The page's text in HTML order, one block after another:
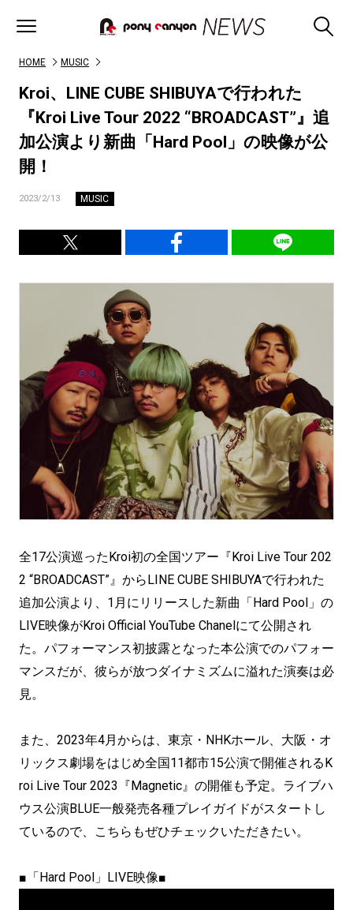
HOME MUSIC
Kroi、LINE CUBE SHIBUYAで行われた
『Kroi Live Tour 2022 “BROADCAST”』追
加公演より新曲「Hard Pool」の映像が公
開！
2023/2/13 MUSIC
全17公演巡ったKroi初の全国ツアー『Kroi Live Tour 202
2 “BROADCAST”』からLINE CUBE SHIBUYAで行われた
追加公演より、1月にリリースした新曲「Hard Pool」の
LIVE映像がKroi Official YouTube Chanelにて公開され
た。パフォーマンス初披露となった本公演でのパフォー
マンスだが、彼らが放つダイナミズムに溢れた演奏は必
見。
また、2023年4月からは、東京・NHKホール、大阪・オ
リックス劇場をはじめ全国11都市15公演で開催されるK
roi Live Tour 2023『Magnetic』の開催も予定。ライブハ
ウス公演BLUE一般発売各種プレイガイドがスタートし
ているので、こちらもぜひチェックいただきたい。
■「Hard Pool」LIVE映像■